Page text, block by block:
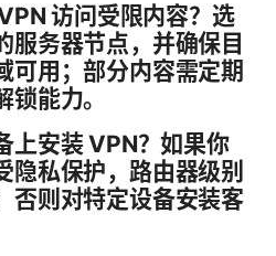
访问受限内容？选
服务器节点，并确保目
可用；部分内容需定期
能力。
上安装 VPN？如果你
隐私保护，路由器级别
否则对特定设备安装客